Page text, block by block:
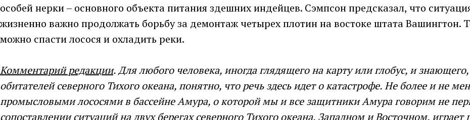
особей нерки – основного объекта питания здешних индейцев. Сэмпсон предсказал, что
жизненно важно продолжать борьбу за демонтаж четырех плотин на востоке штата Вашингтон.
можно спасти лосося и охладить реки.
Комментарий редакции. Для любого человека, иногда глядящего на карту или глобус, и
обитателей северного Тихого океана, понятно, что речь здесь идет о катастрофе. Не более и не
промысловыми лососями в бассейне Амура, о которой мы и все защитники Амура говорим не
сопоставлении ситуаций на двух берегах северного Тихого океана, Западном и Восточном,